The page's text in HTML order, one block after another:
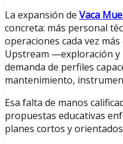
La expansión de Vaca
concreta: más personal
operaciones cada vez
Upstream —exploración
demanda de perfiles
mantenimiento,
Esa falta de manos
propuestas educativas
planes cortos y